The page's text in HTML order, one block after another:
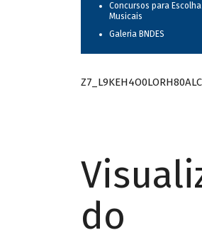
Concursos para
Musicais
Galeria BNDES
do